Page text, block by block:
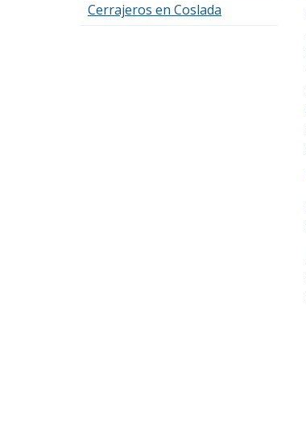
Cerrajeros en Coslada